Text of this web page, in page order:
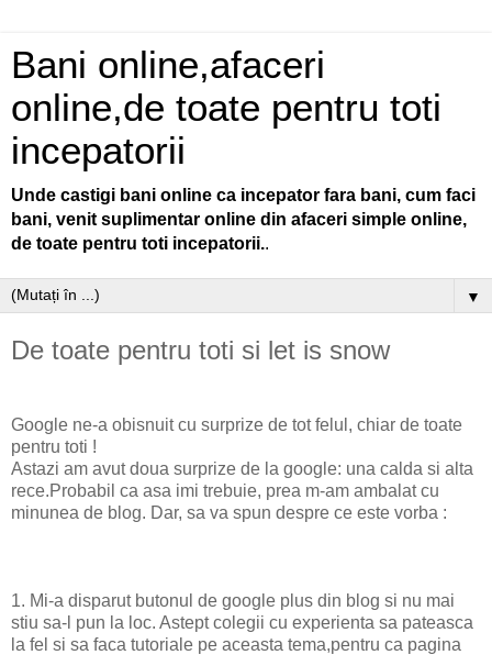
Bani online,afaceri
online,de toate pentru toti
incepatorii
Unde castigi bani online ca incepator fara bani, cum faci
bani, venit suplimentar online din afaceri simple online,
de toate pentru toti incepatorii..
▼
De toate pentru toti si let is snow
Google ne-a obisnuit cu surprize de tot felul, chiar de toate
pentru toti !
Astazi am avut doua surprize de la google: una calda si alta
rece.Probabil ca asa imi trebuie, prea m-am ambalat cu
minunea de blog. Dar, sa va spun despre ce este vorba :
1. Mi-a disparut butonul de google plus din blog si nu mai
stiu sa-l pun la loc. Astept colegii cu experienta sa pateasca
la fel si sa faca tutoriale pe aceasta tema,pentru ca pagina